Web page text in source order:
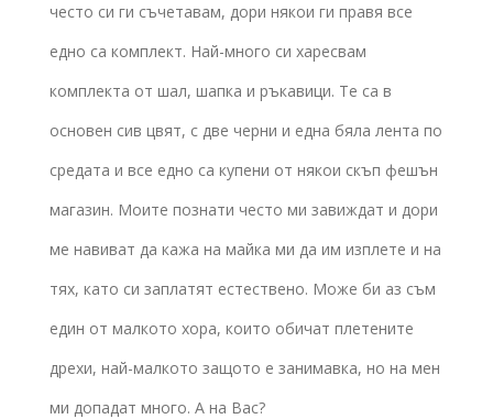
често си ги съчетавам, дори някои ги правя все
едно са комплект. Най-много си харесвам
комплекта от шал, шапка и ръкавици. Те са в
основен сив цвят, с две черни и една бяла лента по
средата и все едно са купени от някои скъп фешън
магазин. Моите познати често ми завиждат и дори
ме навиват да кажа на майка ми да им изплете и на
тях, като си заплатят естествено. Може би аз съм
един от малкото хора, които обичат плетените
дрехи, най-малкото защото е занимавка, но на мен
ми допадат много. А на Вас?